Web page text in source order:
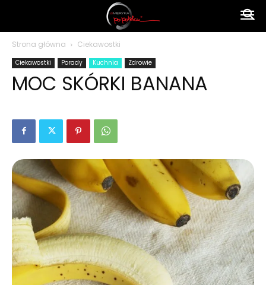
polsku
Strona główna Ciekawostki
Ciekawostki Porady Kuchnia Zdrowie
MOC SKÓRKI BANANA